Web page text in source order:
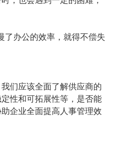
了办公的效率，就得不偿失
们应该全面了解供应商的
性和可拓展性等，是否能
企业全面提高人事管理效